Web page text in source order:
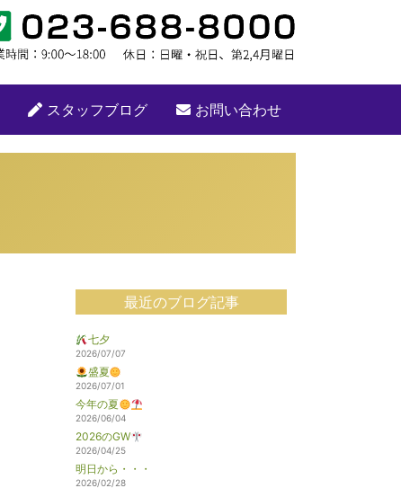
スタッフブログ お問い合わせ
最近のブログ記事
七夕
2026/07/07
盛夏
2026/07/01
今年の夏
2026/06/04
2026のGW
2026/04/25
明日から・・・
2026/02/28